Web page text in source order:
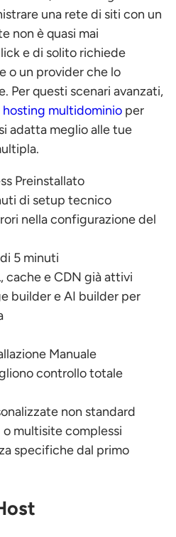
una rete di siti con un
non è quasi mai
e di solito richiede
o un provider che lo
Per questi scenari avanzati,
hosting multidominio per
adatta meglio alle tue
Preinstallato
di setup tecnico
nella configurazione del
5 minuti
cache e CDN già attivi
builder e AI builder per
Manuale
controllo totale
non standard
multisite complessi
specifiche dal primo